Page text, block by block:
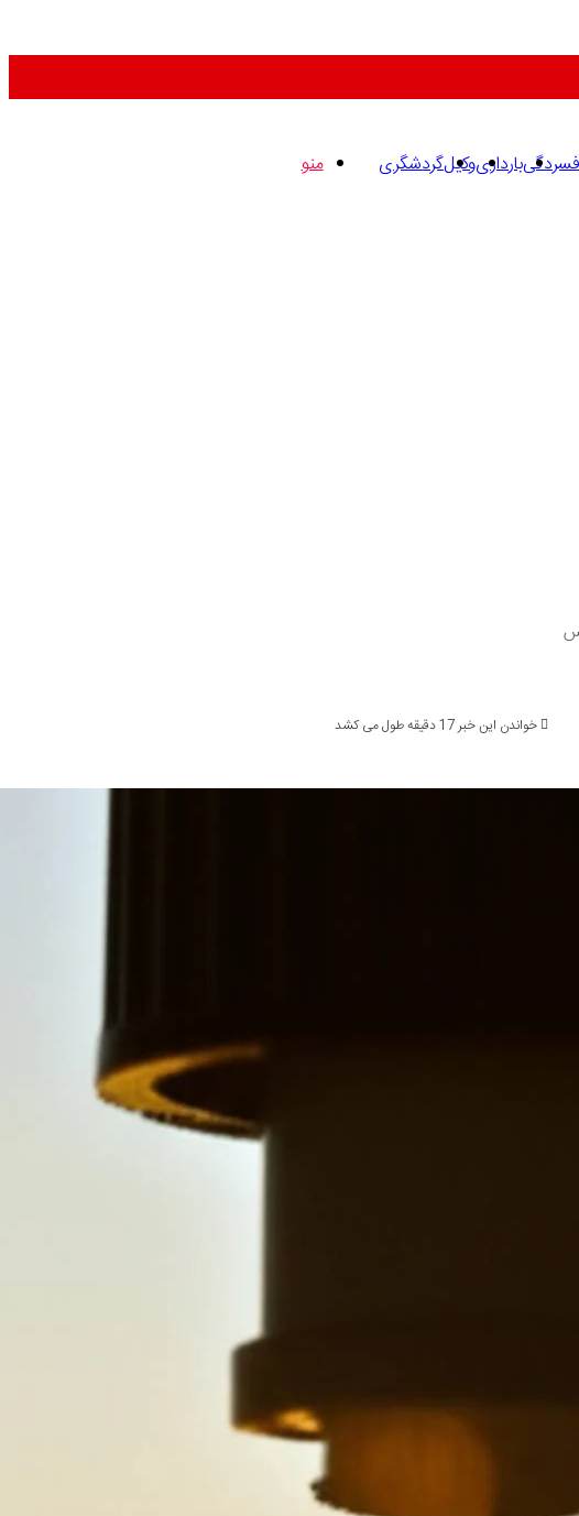
منو بارداریوکیلگردشگری
خواندن این خبر 17 دقیقه طول می کشد